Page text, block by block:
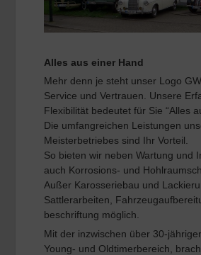
Alles aus einer Hand
Mehr denn je steht unser Logo
Service und Vertrauen. Unsere
Flexibilität bedeutet für Sie “Alles
Die umfangreichen Leistungen
Meisterbetriebes sind Ihr Vorteil.
So bieten wir neben Wartung und
auch Korrosions- und
Außer Karosseriebau und
Sattlerarbeiten,
beschriftung möglich.
Mit der inzwischen über 30-
Young- und Oldtimerbereich,